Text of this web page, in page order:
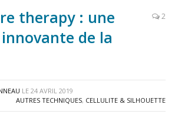
therapy : une
de la
2
LE 24 AVRIL 2019
AUTRES TECHNIQUES, CELLULITE & SILHOUETTE